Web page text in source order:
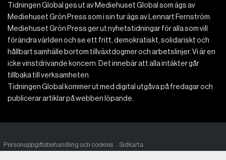
Tidningen Global ges ut av Mediehuset Global som ägs av
Mediehuset Grön Press som i sin tur ägs av Lennart Fernström.
Mediehuset Grön Press ger ut nyhetstidningar för alla som vill
förändra världen och se ett fritt, demokratiskt, solidariskt och
hållbart samhälle bortom tillväxtdogmer och arbetslinjer. Vi är en
icke vinstdrivande koncern. Det innebär att alla intäkter går
tillbaka till verksamheten.
Tidningen Global kommer ut med digital utgåva på fredagar och
publicerar artiklar på webben löpande.
Personuppgiftsbehandling och cookies Sidkarta